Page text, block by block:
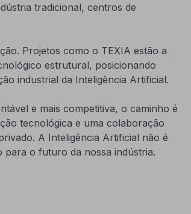
tradicional, centros de
Projetos como o TEXIA estão a
estrutural, posicionando
industrial da Inteligência Artificial.
e mais competitiva, o caminho é
tecnológica e uma colaboração
A Inteligência Artificial não é
o futuro da nossa indústria.